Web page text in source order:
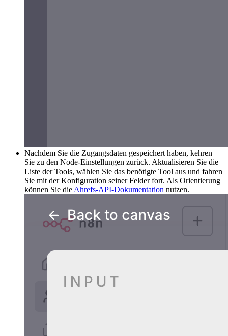
Nachdem Sie die Zugangsdaten gespeichert haben, kehren
Sie zu den Node-Einstellungen zurück. Aktualisieren Sie die
Liste der Tools, wählen Sie das benötigte Tool aus und fahren
Sie mit der Konfiguration seiner Felder fort. Als Orientierung
können Sie die Ahrefs-API-Dokumentation nutzen.